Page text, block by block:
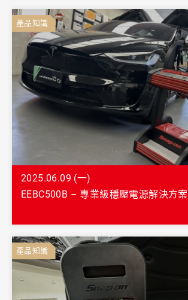
產品知識
2025.06.09 (一)
EEBC500B – 專業級穩壓電源解決方案
產品知識